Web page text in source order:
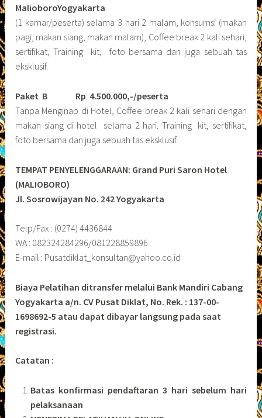
MalioboroYogyakarta
(1 kamar/peserta) selama 3 hari 2 malam, konsumsi (makan
pagi, makan siang, makan malam), Coffee break 2 kali sehari,
sertifikat, Training kit, foto bersama dan juga sebuah tas
eksklusif.
Paket B
Rp 4.500.000,-/peserta
Tanpa Menginap di Hotel, Coffee break 2 kali sehari dengan
makan siang di hotel selama 2 hari. Training kit, sertifikat,
foto bersama dan juga sebuah tas eksklusif.
TEMPAT PENYELENGGARAAN: Grand Puri Saron Hotel
(MALIOBORO)
Jl. Sosrowijayan No. 242 Yogyakarta
Telp/Fax : (0274) 4436844
WA : 082324284296/081228859896
E-mail : Pusatdiklat_konsultan@yahoo.co.id
Biaya Pelatihan ditransfer melalui Bank Mandiri Cabang
Yogyakarta a/n. CV Pusat Diklat, No. Rek. : 137-00-
1698692-5 atau dapat dibayar langsung pada saat
registrasi.
Catatan :
Batas konfirmasi pendaftaran 3 hari sebelum hari
pelaksanaan